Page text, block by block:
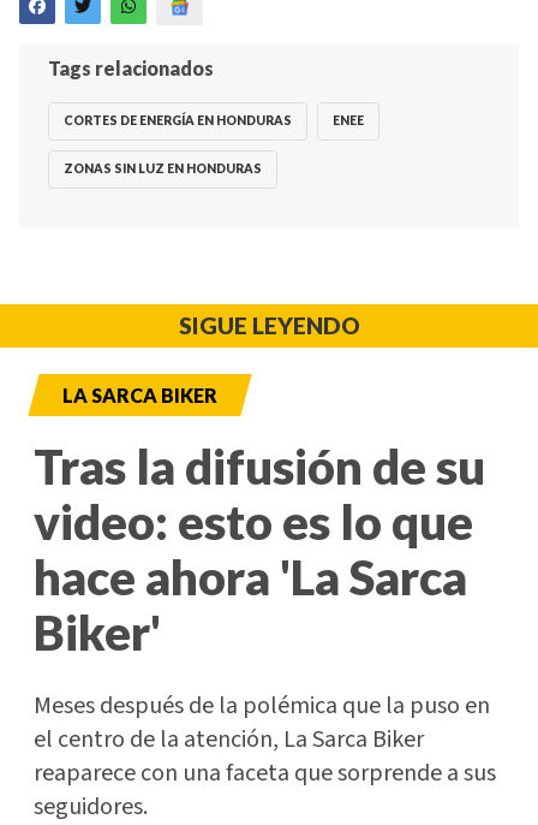
Tags relacionados
CORTES DE ENERGÍA EN HONDURAS ENEE
ZONAS SIN LUZ EN HONDURAS
SIGUE LEYENDO
LA SARCA BIKER
Tras la difusión de su
video: esto es lo que
hace ahora 'La Sarca
Biker'
Meses después de la polémica que la puso en
el centro de la atención, La Sarca Biker
reaparece con una faceta que sorprende a sus
seguidores.